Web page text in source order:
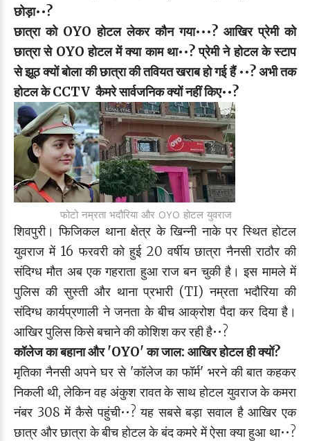
छोड़ा••?
छात्रा को OYO होटल लेकर कौन गया•••? आखिर प्रेमी को
छात्रा से OYO होटल में क्या काम था••? प्रेमी ने होटल के स्टाप
से झूठ क्यों बोला की छात्रा की तवियत खराब हो गई हैं ••? अभी तक
होटल के CCTV कैमरे सार्वजनिक क्यों नहीं किए••?
फोटो नम्रता भदौरिया और OYO होटल युवराज
शिवपुरी। फिजिकल थाना क्षेत्र के खिन्नी नाके पर स्थित होटल
युवराज में 16 फरवरी को हुई 20 वर्षीय छात्रा नैनसी राठौर की
संदिग्ध मौत अब एक गहराता हुआ राज बन चुकी है। इस मामले में
पुलिस की सुस्ती और थाना प्रभारी (TI) नम्रता भदौरिया की
संदिग्ध कार्यप्रणाली ने जनता के बीच आक्रोश पैदा कर दिया है।
आखिर पुलिस किसे बचाने की कोशिश कर रही है••?
कॉलेज का बहाना और 'OYO' का जाल: आखिर होटल ही क्यों?
मृतिका नैनसी अपने घर से 'कॉलेज का फॉर्म' भरने की बात कहकर
निकली थी, लेकिन वह अंकुश रावत के साथ होटल युवराज के कमरा
नंबर 308 में कैसे पहुंची••? यह सबसे बड़ा सवाल है आखिर एक
छात्र और छात्रा के बीच होटल के बंद कमरे में ऐसा क्या हुआ था••?